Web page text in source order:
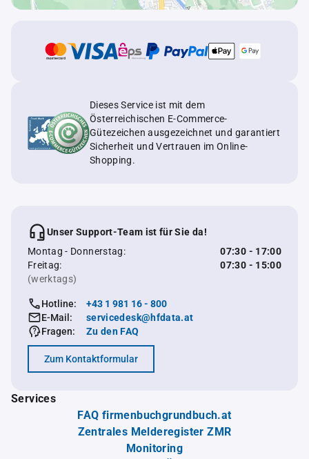
Dieses Service ist mit dem
Österreichischen E-Commerce-
Gütezeichen ausgezeichnet und garantiert
Sicherheit und Vertrauen im Online-
Shopping.
Unser Support-Team ist für Sie da!
Montag - Donnerstag:
07:30 - 17:00
Freitag:
07:30 - 15:00
(werktags)
Hotline:
+43 1 981 16 - 800
E-Mail:
servicedesk@hfdata.at
Fragen:
Zu den FAQ
Zum Kontaktformular
Services
FAQ firmenbuchgrundbuch.at
Zentrales Melderegister ZMR
Monitoring